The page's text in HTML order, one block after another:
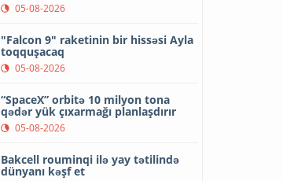
05-08-2026
"Falcon 9" raketinin bir hissəsi Ayla
toqquşacaq
05-08-2026
“SpaceX” orbitə 10 milyon tona
qədər yük çıxarmağı planlaşdırır
05-08-2026
Bakcell rouminqi ilə yay tətilində
dünyanı kəşf et